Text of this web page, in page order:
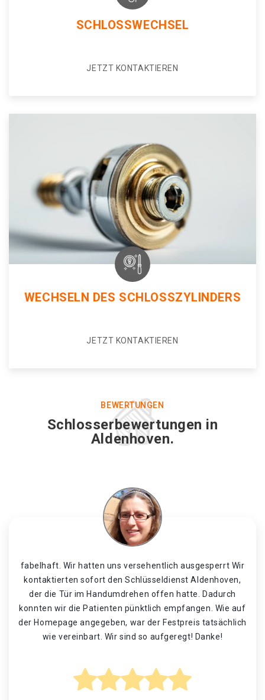
SCHLOSSWECHSEL
JETZT KONTAKTIEREN
WECHSELN DES SCHLOSSZYLINDERS
JETZT KONTAKTIEREN
BEWERTUNGEN
Schlosserbewertungen in
Aldenhoven.
fabelhaft. Wir hatten uns versehentlich ausgesperrt Wir
kontaktierten sofort den Schlüsseldienst Aldenhoven,
der die Tür im Handumdrehen offen hatte. Dadurch
konnten wir die Patienten pünktlich empfangen. Wie auf
der Homepage angegeben, war der Festpreis tatsächlich
wie vereinbart. Wir sind so aufgeregt! Danke!